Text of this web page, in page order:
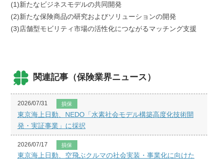
(1)新たなビジネスモデルの共同開発
(2)新たな保険商品の研究およびソリューションの開発
(3)店舗型モビリティ市場の活性化につながるマッチング支援
関連記事（保険業界ニュース）
2026/07/31 損保
東京海上日動、NEDO「水素社会モデル構築高度化技術開
発・実証事業」に採択
2026/07/17 損保
東京海上日動、空飛ぶクルマの社会実装・事業化に向けた